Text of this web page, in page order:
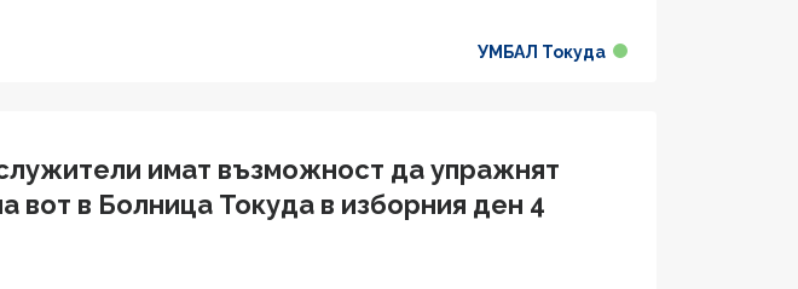
УМБАЛ Токуда
имат възможност да упражнят
вот в Болница Токуда в изборния ден 4